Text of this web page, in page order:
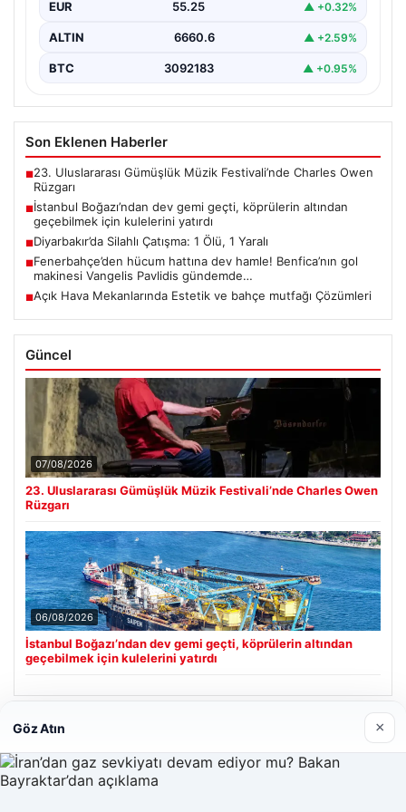
EUR 55.25 ▲ +0.32%
ALTIN 6660.6 ▲ +2.59%
BTC 3092183 ▲ +0.95%
Son Eklenen Haberler
■23. Uluslararası Gümüşlük Müzik Festivali’nde Charles Owen
Rüzgarı
■İstanbul Boğazı’ndan dev gemi geçti, köprülerin altından
geçebilmek için kulelerini yatırdı
■Diyarbakır’da Silahlı Çatışma: 1 Ölü, 1 Yaralı
■Fenerbahçe’den hücum hattına dev hamle! Benfica’nın gol
makinesi Vangelis Pavlidis gündemde…
■Açık Hava Mekanlarında Estetik ve bahçe mutfağı Çözümleri
Güncel
07/08/2026
23. Uluslararası Gümüşlük Müzik Festivali’nde Charles Owen
Rüzgarı
06/08/2026
İstanbul Boğazı’ndan dev gemi geçti, köprülerin altından
geçebilmek için kulelerini yatırdı
Son Eklenen Firmalar
Göz Atın ×